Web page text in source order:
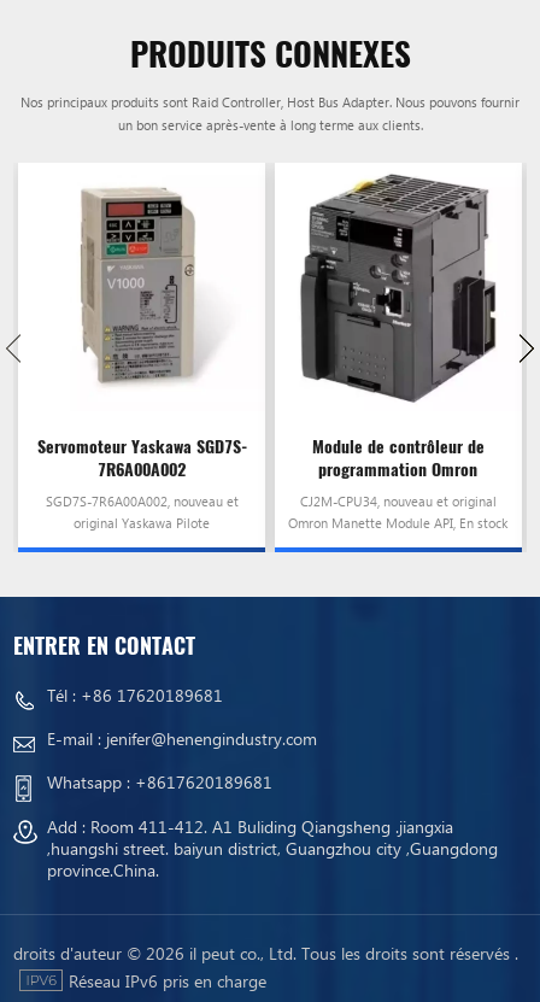
PRODUITS CONNEXES
Nos principaux produits sont Raid Controller, Host Bus Adapter. Nous pouvons fournir
un bon service après-vente à long terme aux clients.
Servomoteur Yaskawa SGD7S-
7R6A00A002
SGD7S-7R6A00A002, nouveau et
original Yaskawa Pilote
d'asservissement, En stock et prêt à
Module de contrôleur de
programmation Omron
Contrôleur PLC CJ2M-CPU34
CJ2M-CPU34, nouveau et original
Omron Manette Module API, En stock
et prêt à être envoyé!
ENTRER EN CONTACT
Tél : +86 17620189681
E-mail : jenifer@henengindustry.com
Whatsapp : +8617620189681
Add : Room 411-412. A1 Buliding Qiangsheng .jiangxia
,huangshi street. baiyun district, Guangzhou city ,Guangdong
province.China.
droits d'auteur © 2026 il peut co., Ltd. Tous les droits sont réservés .
Réseau IPv6 pris en charge